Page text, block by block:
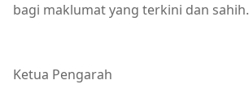
bagi maklumat yang terkini dan sahih.
Ketua Pengarah